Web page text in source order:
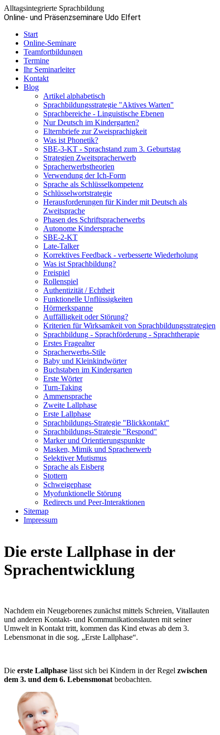
Alltagsintegrierte Sprachbildung
Online- und Präsenzseminare Udo Elfert
Start
Online-Seminare
Teamfortbildungen
Termine
Ihr Seminarleiter
Kontakt
Blog
Artikel alphabetisch
Sprachbildungsstrategie "Aktives Warten"
Sprachbereiche - Linguistische Ebenen
Nur Deutsch im Kindergarten?
Elternbriefe zur Zweisprachigkeit
Was ist Phonetik?
SBE-3-KT - Sprachstand zum 3. Geburtstag
Strategien Zweitspracherwerb
Spracherwerbstheorien
Verwendung der Ich-Form
Sprache als Schlüsselkompetenz
Schlüsselwortstrategie
Herausforderungen für Kinder mit Deutsch als
Zweitsprache
Phasen des Schriftspracherwerbs
Autonome Kindersprache
SBE-2-KT
Late-Talker
Korrektives Feedback - verbesserte Wiederholung
Was ist Sprachbildung?
Freispiel
Rollenspiel
Authentizität / Echtheit
Funktionelle Unflüssigkeiten
Hörmerkspanne
Auffälligkeit oder Störung?
Kriterien für Wirksamkeit von Sprachbildungsstrategien
Sprachbildung - Sprachförderung - Sprachtherapie
Erstes Fragealter
Spracherwerbs-Stile
Baby und Kleinkindwörter
Buchstaben im Kindergarten
Erste Wörter
Turn-Taking
Ammensprache
Zweite Lallphase
Erste Lallphase
Sprachbildungs-Strategie "Blickkontakt"
Sprachbildungs-Strategie "Respond"
Marker und Orientierungspunkte
Masken, Mimik und Spracherwerb
Selektiver Mutismus
Sprache als Eisberg
Stottern
Schweigephase
Myofunktionelle Störung
Redirects und Peer-Interaktionen
Sitemap
Impressum
Die erste Lallphase in der
Sprachentwicklung
Nachdem ein Neugeborenes zunächst mittels Schreien, Vitallauten
und anderen Kontakt- und Kommunikationslauten mit seiner
Umwelt in Kontakt tritt, kommen das Kind etwas ab dem 3.
Lebensmonat in die sog. „Erste Lallphase“.
Die erste Lallphase lässt sich bei Kindern in der Regel zwischen
dem 3. und dem 6. Lebensmonat beobachten.